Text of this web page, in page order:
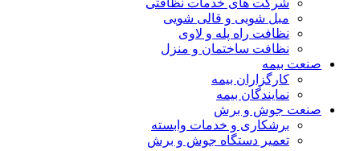
شرکت های خدمات نظافتی
مبل شویی و قالی شویی
نظافت راه پله و لاوی
نظافت ساختمان و منزل
صنعت بیمه
کارگزاران بیمه
نمایندگان بیمه
صنعت جوش و برش
برشکاری و خدمات وابسته
تعمیر دستگاه جوش و برش